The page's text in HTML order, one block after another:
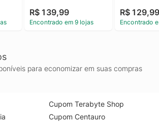
R$ 139,99
Encontrado em 9 lojas
R$
Encontrado
para economizar em suas compras
Cupom Terabyte Shop
Cupom Centauro